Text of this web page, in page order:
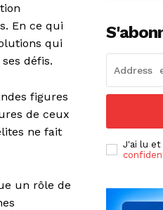
En ce qui
qui
défis.
figures
de ceux
ne fait
un rôle de
J'ai lu et